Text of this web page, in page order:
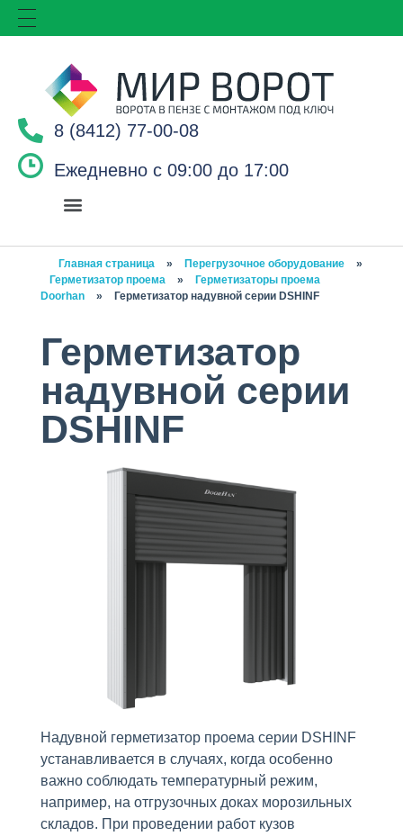
8 (8412) 77-00-08
Ежедневно с 09:00 до 17:00
Главная страница » Перегрузочное оборудование
»
Герметизатор проема
»
Герметизаторы проема
Doorhan
» Герметизатор надувной серии DSHINF
Герметизатор
надувной серии
DSHINF
Надувной герметизатор проема серии DSHINF
устанавливается в случаях, когда особенно
важно соблюдать температурный режим,
например, на отгрузочных доках морозильных
складов. При проведении работ кузов